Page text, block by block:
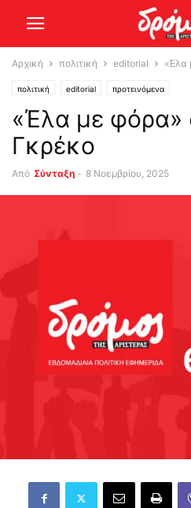
Αρχική πολιτική editorial «Έλα
πολιτική editorial προτεινόμενα
«Έλα με φόρα»
Γκρέκο
Από Σύνταξη - 8 Νοεμβρίου, 2025